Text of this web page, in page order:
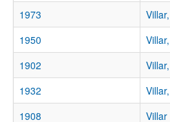
1973
1950
1902
1932
1908